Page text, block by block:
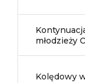
młodzieży
Kolędowy